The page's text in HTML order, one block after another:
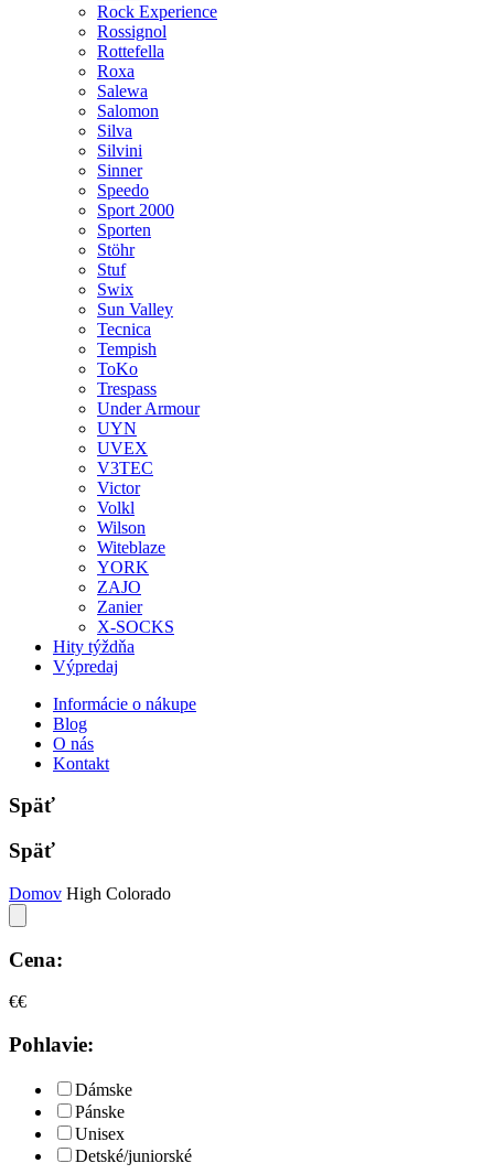
Rock Experience
Rossignol
Rottefella
Roxa
Salewa
Salomon
Silva
Silvini
Sinner
Speedo
Sport 2000
Sporten
Stöhr
Stuf
Swix
Sun Valley
Tecnica
Tempish
ToKo
Trespass
Under Armour
UYN
UVEX
V3TEC
Victor
Volkl
Wilson
Witeblaze
YORK
ZAJO
Zanier
X-SOCKS
Hity týždňa
Výpredaj
Informácie o nákupe
Blog
O nás
Kontakt
Späť
Späť
Domov High Colorado
Cena:
€€
Pohlavie:
Dámske
Pánske
Unisex
Detské/juniorské